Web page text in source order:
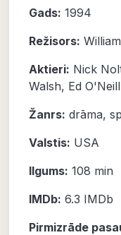
Gads: 1994
Režisors:
Aktieri: Nick
Walsh, Ed O'Neill
Žanrs: drāma,
Valstis: USA
Ilgums: 108 min
IMDb: 6.3 IMDb
Pirmizrāde